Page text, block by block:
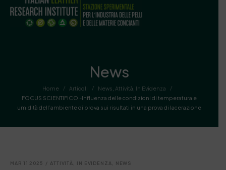
News
Home / Articoli / News Attività In Evidenza
/
FOCUS SCIENTIFICO -Influenza delle condizioni di temperatura e
umidità dell’ambiente di prova sui risultati in una prova di lacerazione
MAR 11 2025 / ATTIVITÀ, IN EVIDENZA, NEWS